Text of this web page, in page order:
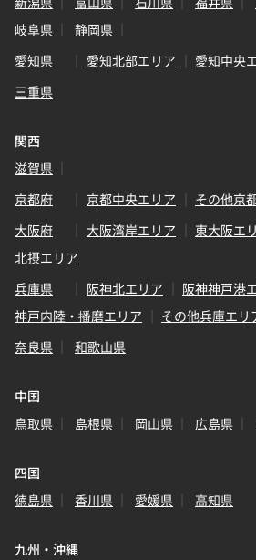
岐阜県
静岡県
愛知県
愛知北部エリア 愛知中央
三重県
関西
滋賀県
京都府
京都中央エリア
その他京
大阪府
大阪湾岸エリア 東大阪エ
北摂エリア
兵庫県
阪神北エリア
阪神神戸港
神戸内陸・播磨エリア
その他兵庫エリ
奈良県
和歌山県
中国
鳥取県
島根県 岡山県 広島県
四国
徳島県
香川県 愛媛県 高知県
九州・沖縄